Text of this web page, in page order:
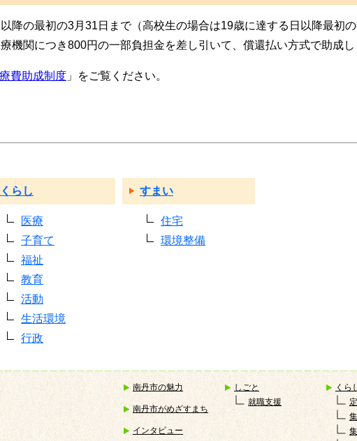
降の最初の3月31日まで（高校生の場合は19歳に達する日以降最初
機関につき800円の一部負担金を差し引いて、償還払い方式で助成し
費助成制度 」をご覧ください。
くらし
医療
子育て
福祉
教育
活動
生活環境
行政
すまい
住宅
環境整備
南丹市の魅力
南丹市がめざすまち
インタビュー
しごと
就職支援
くら